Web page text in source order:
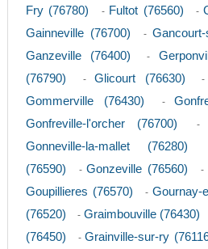
Fry (76780) - Fultot (76560) -
Gainneville (76700) -
Ganzeville (76400) -
(76790)
-Glicourt (76630) -
Gommerville (76430) -
Gonfreville-l'orcher (76700) -
Gonneville-la-mallet (76280)
(76590)
-Gonzeville (76560) -
Goupillieres (76570) - Gournay-
(76520)
- Graimbouville (76430)
(76450)
-Grainville-sur-ry